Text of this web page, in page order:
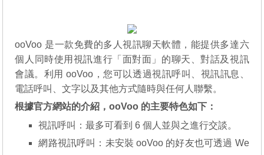
ooVoo 是一款免費的多人視訊聊天軟體，能提供多達六
個人同時使用視訊進行「面對面」的聊天、對話及視訊
會議。利用 ooVoo，您可以透過視訊呼叫、視訊訊息、
電話呼叫、文字以及其他方式隨時與任何人聯繫。
根據官方網站的介紹，ooVoo 的主要特色如下：
視訊呼叫：最多可看到 6 個人並與之進行交談。
網路視訊呼叫：未安裝 ooVoo 的好友也可透過 We